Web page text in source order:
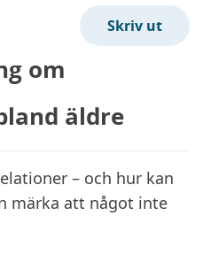
om
äldre
– och hur kan
märka att något inte